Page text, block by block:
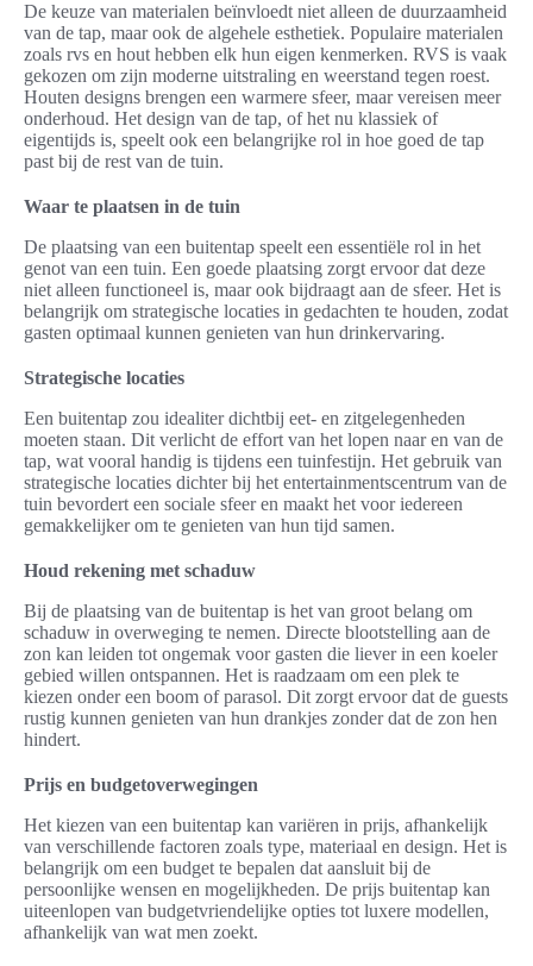
De keuze van materialen beïnvloedt niet alleen de duurzaamheid
van de tap, maar ook de algehele esthetiek. Populaire materialen
zoals rvs en hout hebben elk hun eigen kenmerken. RVS is vaak
gekozen om zijn moderne uitstraling en weerstand tegen roest.
Houten designs brengen een warmere sfeer, maar vereisen meer
onderhoud. Het design van de tap, of het nu klassiek of
eigentijds is, speelt ook een belangrijke rol in hoe goed de tap
past bij de rest van de tuin.
Waar te plaatsen in de tuin
De plaatsing van een buitentap speelt een essentiële rol in het
genot van een tuin. Een goede plaatsing zorgt ervoor dat deze
niet alleen functioneel is, maar ook bijdraagt aan de sfeer. Het is
belangrijk om strategische locaties in gedachten te houden, zodat
gasten optimaal kunnen genieten van hun drinkervaring.
Strategische locaties
Een buitentap zou idealiter dichtbij eet- en zitgelegenheden
moeten staan. Dit verlicht de effort van het lopen naar en van de
tap, wat vooral handig is tijdens een tuinfestijn. Het gebruik van
strategische locaties dichter bij het entertainmentscentrum van de
tuin bevordert een sociale sfeer en maakt het voor iedereen
gemakkelijker om te genieten van hun tijd samen.
Houd rekening met schaduw
Bij de plaatsing van de buitentap is het van groot belang om
schaduw in overweging te nemen. Directe blootstelling aan de
zon kan leiden tot ongemak voor gasten die liever in een koeler
gebied willen ontspannen. Het is raadzaam om een plek te
kiezen onder een boom of parasol. Dit zorgt ervoor dat de guests
rustig kunnen genieten van hun drankjes zonder dat de zon hen
hindert.
Prijs en budgetoverwegingen
Het kiezen van een buitentap kan variëren in prijs, afhankelijk
van verschillende factoren zoals type, materiaal en design. Het is
belangrijk om een budget te bepalen dat aansluit bij de
persoonlijke wensen en mogelijkheden. De prijs buitentap kan
uiteenlopen van budgetvriendelijke opties tot luxere modellen,
afhankelijk van wat men zoekt.